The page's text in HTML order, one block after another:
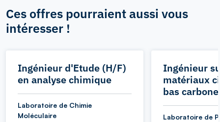
Ces offres pourraient aussi vous
intéresser !
Ingénieur d'Etude (H/F)
en analyse chimique
Laboratoire de Chimie
Moléculaire
Ingénieur
matériaux
bas
Laboratoire de